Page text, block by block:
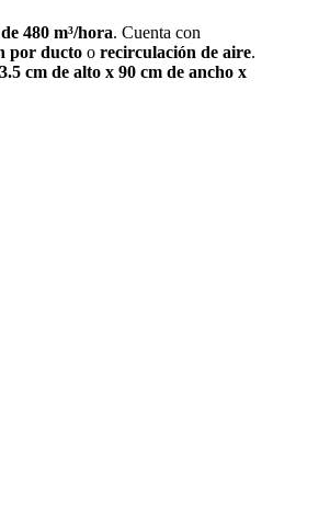
480 m³/hora. Cuenta con
por ductoo recirculación de aire.
cm de alto x 90 cm de ancho x